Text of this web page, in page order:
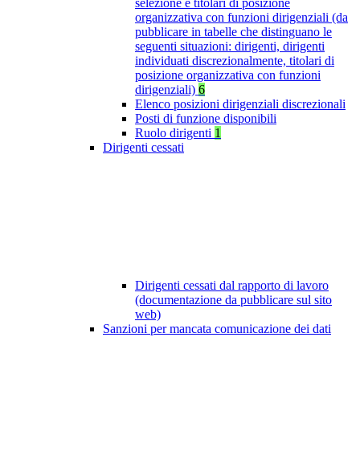
selezione e titolari di posizione
organizzativa con funzioni dirigenziali (da
pubblicare in tabelle che distinguano le
seguenti situazioni: dirigenti, dirigenti
individuati discrezionalmente, titolari di
posizione organizzativa con funzioni
dirigenziali) 6
Elenco posizioni dirigenziali discrezionali
Posti di funzione disponibili
Ruolo dirigenti 1
Dirigenti cessati
Dirigenti cessati dal rapporto di lavoro
(documentazione da pubblicare sul sito
web)
Sanzioni per mancata comunicazione dei dati